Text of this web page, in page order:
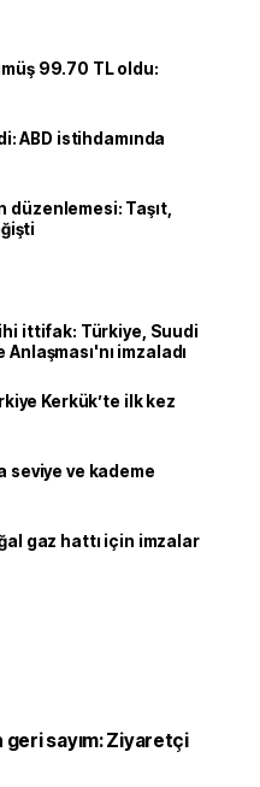
99.70 TL oldu:
ABD istihdamında
düzenlemesi: Taşıt,
ittifak: Türkiye, Suudi
imzaladı
Kerkük’te ilk kez
seviye ve kademe
gaz hattı için imzalar
geri sayım: Ziyaretçi